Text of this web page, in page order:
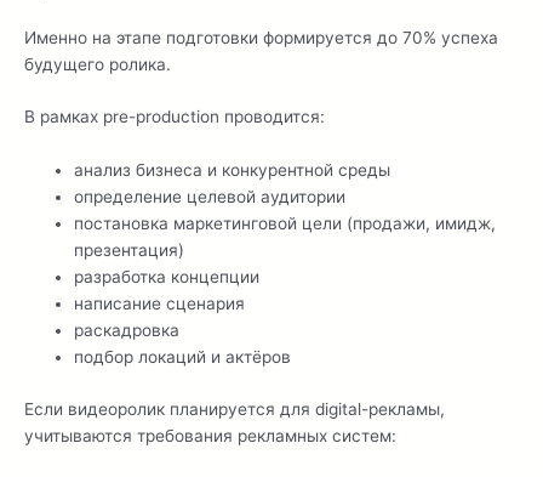
Именно на этапе подготовки формируется до 70% успеха
будущего ролика.
В рамках pre-production проводится:
анализ бизнеса и конкурентной среды
определение целевой аудитории
постановка маркетинговой цели (продажи, имидж,
презентация)
разработка концепции
написание сценария
раскадровка
подбор локаций и актёров
Если видеоролик планируется для digital-рекламы,
учитываются требования рекламных систем: